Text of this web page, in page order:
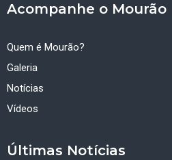
Acompanhe o Mourão
Quem é Mourão?
Galeria
Notícias
Vídeos
Últimas Notícias